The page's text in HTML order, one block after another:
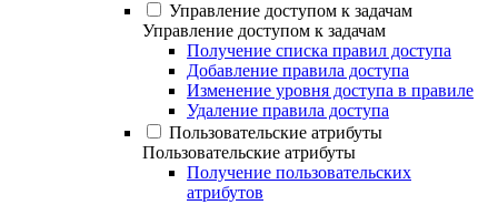
Управление доступом к задачам
Управление доступом к задачам
Получение списка правил доступа
Добавление правила доступа
Изменение уровня доступа в правиле
Удаление правила доступа
Пользовательские атрибуты
Пользовательские атрибуты
Получение пользовательских
атрибутов